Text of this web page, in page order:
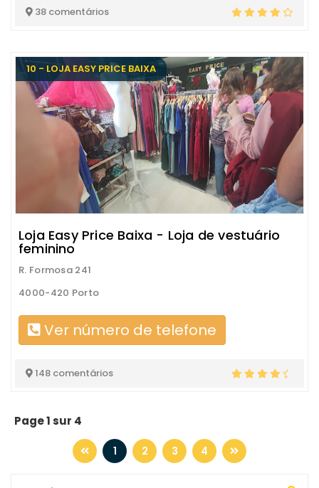
38 comentários
10 - LOJA EASY PRICE BAIXA
Loja Easy Price Baixa - Loja de vestuário
feminino
R. Formosa 241
4000-420 Porto
Ver número de telefone
148 comentários
Page 1 sur 4
1 2 3 4